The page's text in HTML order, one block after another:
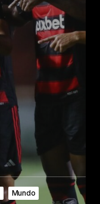
Mundo